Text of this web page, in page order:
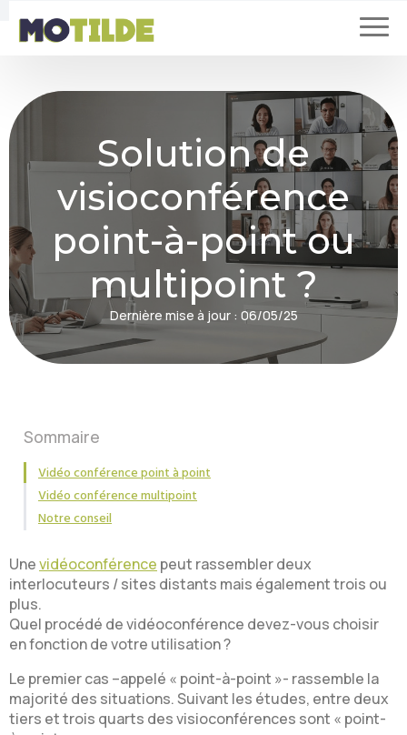
Solution de
visioconférence
point-à-point ou
multipoint ?
Dernière mise à jour : 06/05/25
Sommaire
Vidéo conférence point à point
Vidéo conférence multipoint
Notre conseil
Unevidéoconférence peut rassembler deux
interlocuteurs / sites distants mais également trois ou
plus.
Quel procédé de vidéoconférence devez-vous choisir
en fonction de votre utilisation ?
Le premier cas –appelé « point-à-point »- rassemble la
majorité des situations. Suivant les études, entre deux
tiers et trois quarts des visioconférences sont « point-